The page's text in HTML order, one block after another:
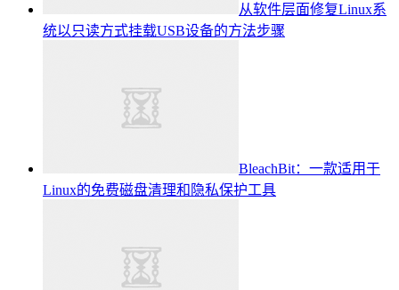
从软件层面修复Linux系
统以只读方式挂载USB设备的方法步骤
BleachBit：一款适用于
Linux的免费磁盘清理和隐私保护工具